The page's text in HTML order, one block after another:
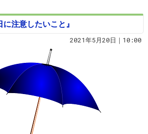
注意したいこと』
2021年5月20日｜10:00